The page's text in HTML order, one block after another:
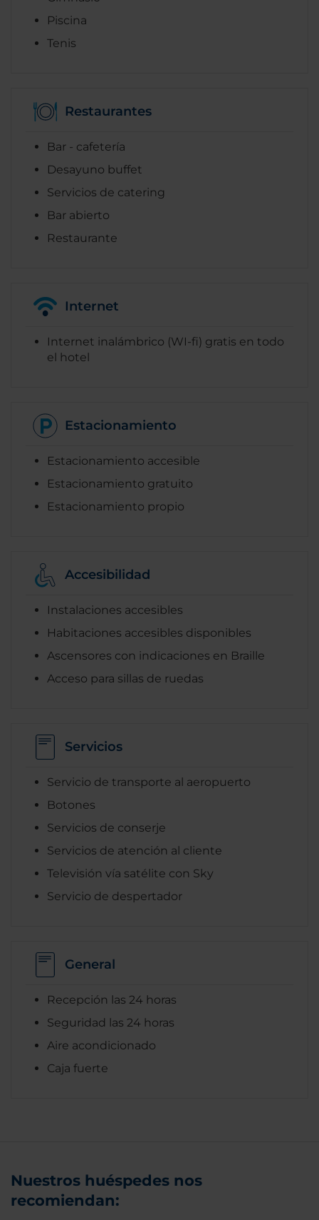
Piscina
Tenis
Restaurantes
Bar - cafetería
Desayuno buffet
Servicios de catering
Bar abierto
Restaurante
Internet
Internet inalámbrico (WI-fi) gratis en todo
el hotel
Estacionamiento
Estacionamiento accesible
Estacionamiento gratuito
Estacionamiento propio
Accesibilidad
Instalaciones accesibles
Habitaciones accesibles disponibles
Ascensores con indicaciones en Braille
Acceso para sillas de ruedas
Servicios
Servicio de transporte al aeropuerto
Botones
Servicios de conserje
Servicios de atención al cliente
Televisión vía satélite con Sky
Servicio de despertador
General
Recepción las 24 horas
Seguridad las 24 horas
Aire acondicionado
Caja fuerte
Nuestros huéspedes nos
recomiendan: